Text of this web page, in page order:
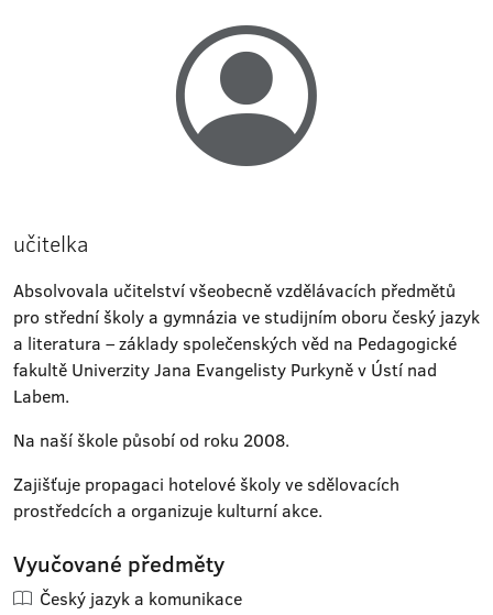
učitelka
Absolvovala učitelství všeobecně vzdělávacích předmětů
pro střední školy a gymnázia ve studijním oboru český jazyk
a literatura – základy společenských věd na Pedagogické
fakultě Univerzity Jana Evangelisty Purkyně v Ústí nad
Labem.
Na naší škole působí od roku 2008.
Zajišťuje propagaci hotelové školy ve sdělovacích
prostředcích a organizuje kulturní akce.
Vyučované předměty
Český jazyk a komunikace